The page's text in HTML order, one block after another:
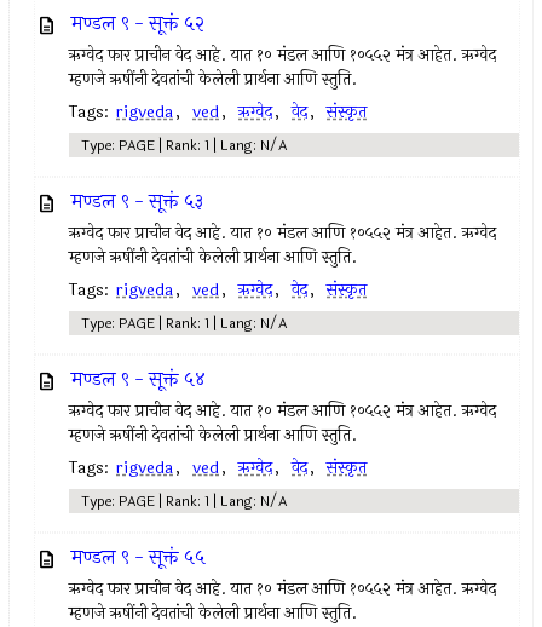
मण्डल ९ - सूक्तं ५२
ऋग्वेद फार प्राचीन वेद आहे. यात १० मंडल आणि १०५५२ मंत्र आहेत. ऋग्वेद
म्हणजे ऋषींनी देवतांची केलेली प्रार्थना आणि स्तुति.
Tags: rigveda, ved, ऋग्वेद, वेद, संस्कृत
Type: PAGE | Rank: 1 | Lang: N/A
मण्डल ९ - सूक्तं ५३
ऋग्वेद फार प्राचीन वेद आहे. यात १० मंडल आणि १०५५२ मंत्र आहेत. ऋग्वेद
म्हणजे ऋषींनी देवतांची केलेली प्रार्थना आणि स्तुति.
Tags: rigveda, ved, ऋग्वेद, वेद, संस्कृत
Type: PAGE | Rank: 1 | Lang: N/A
मण्डल ९ - सूक्तं ५४
ऋग्वेद फार प्राचीन वेद आहे. यात १० मंडल आणि १०५५२ मंत्र आहेत. ऋग्वेद
म्हणजे ऋषींनी देवतांची केलेली प्रार्थना आणि स्तुति.
Tags: rigveda, ved, ऋग्वेद, वेद, संस्कृत
Type: PAGE | Rank: 1 | Lang: N/A
मण्डल ९ - सूक्तं ५५
ऋग्वेद फार प्राचीन वेद आहे. यात १० मंडल आणि १०५५२ मंत्र आहेत. ऋग्वेद
म्हणजे ऋषींनी देवतांची केलेली प्रार्थना आणि स्तुति.